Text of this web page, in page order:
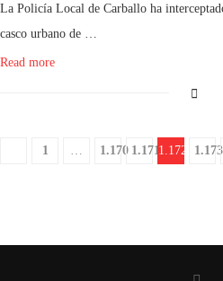
La Policía Local de Carballo ha
casco urbano de …
Read more
1 1.170 1.1711.172 1.173